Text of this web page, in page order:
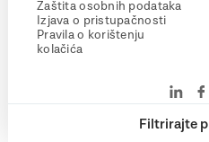
Filtrirajte
Zaštita osobnih podataka
Izjava o pristupačnosti
Pravila o korištenju
kolačića